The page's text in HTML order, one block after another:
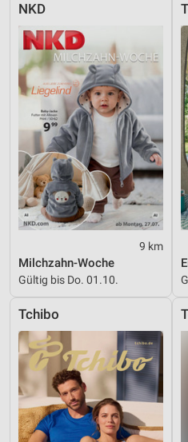
NKD
9 km
Milchzahn-Woche
Gültig bis Do. 01.10.
Tchibo
Verwendung von Profilen zur
personalisierter Inhalte
Messung der Werbeleistung
Messung der Performance von
Analyse von Zielgruppen durch
Kombinationen von Daten aus
Quellen
Entwicklung und Verbesserung
Verwendung reduzierter Daten
IAB-Besonderheiten:
Geräte anhand von aktiv
Informationen identifizieren
Nicht-IAB-Verarbeitungszwecke:
Notwendig
Performance